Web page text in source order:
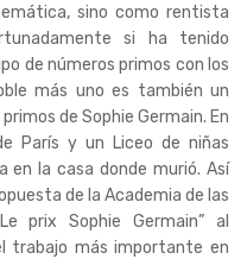
sino como rentista
si ha tenido
de números primos con los
más uno es también un
de Sophie Germain. En
París y un Liceo de niñas
en la casa donde murió. Así
de la Academia de las
prix Sophie Germain” al
trabajo más importante en